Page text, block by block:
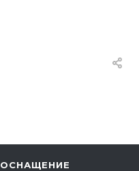
ОСНАЩЕНИЕ